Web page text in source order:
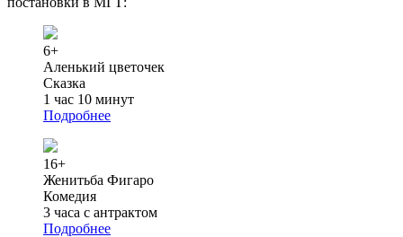
6+
Аленький цветочек
Сказка
1 час 10 минут
Подробнее
16+
Женитьба Фигаро
Комедия
3 часа с антрактом
Подробнее